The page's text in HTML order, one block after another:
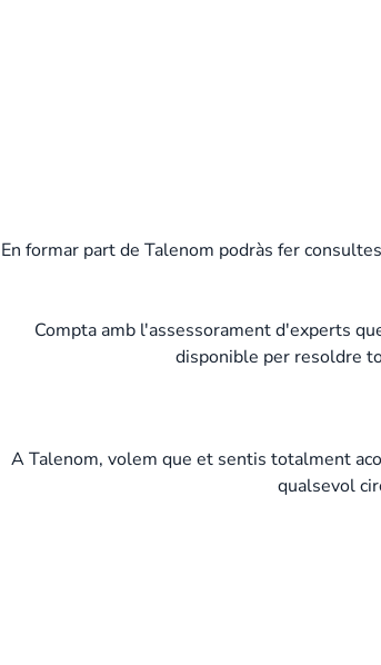
En formar part de Talenom podràs fer
Compta amb l'assessorament d'experts
disponible per resoldre
A Talenom, volem que et sentis totalment
qualsevol